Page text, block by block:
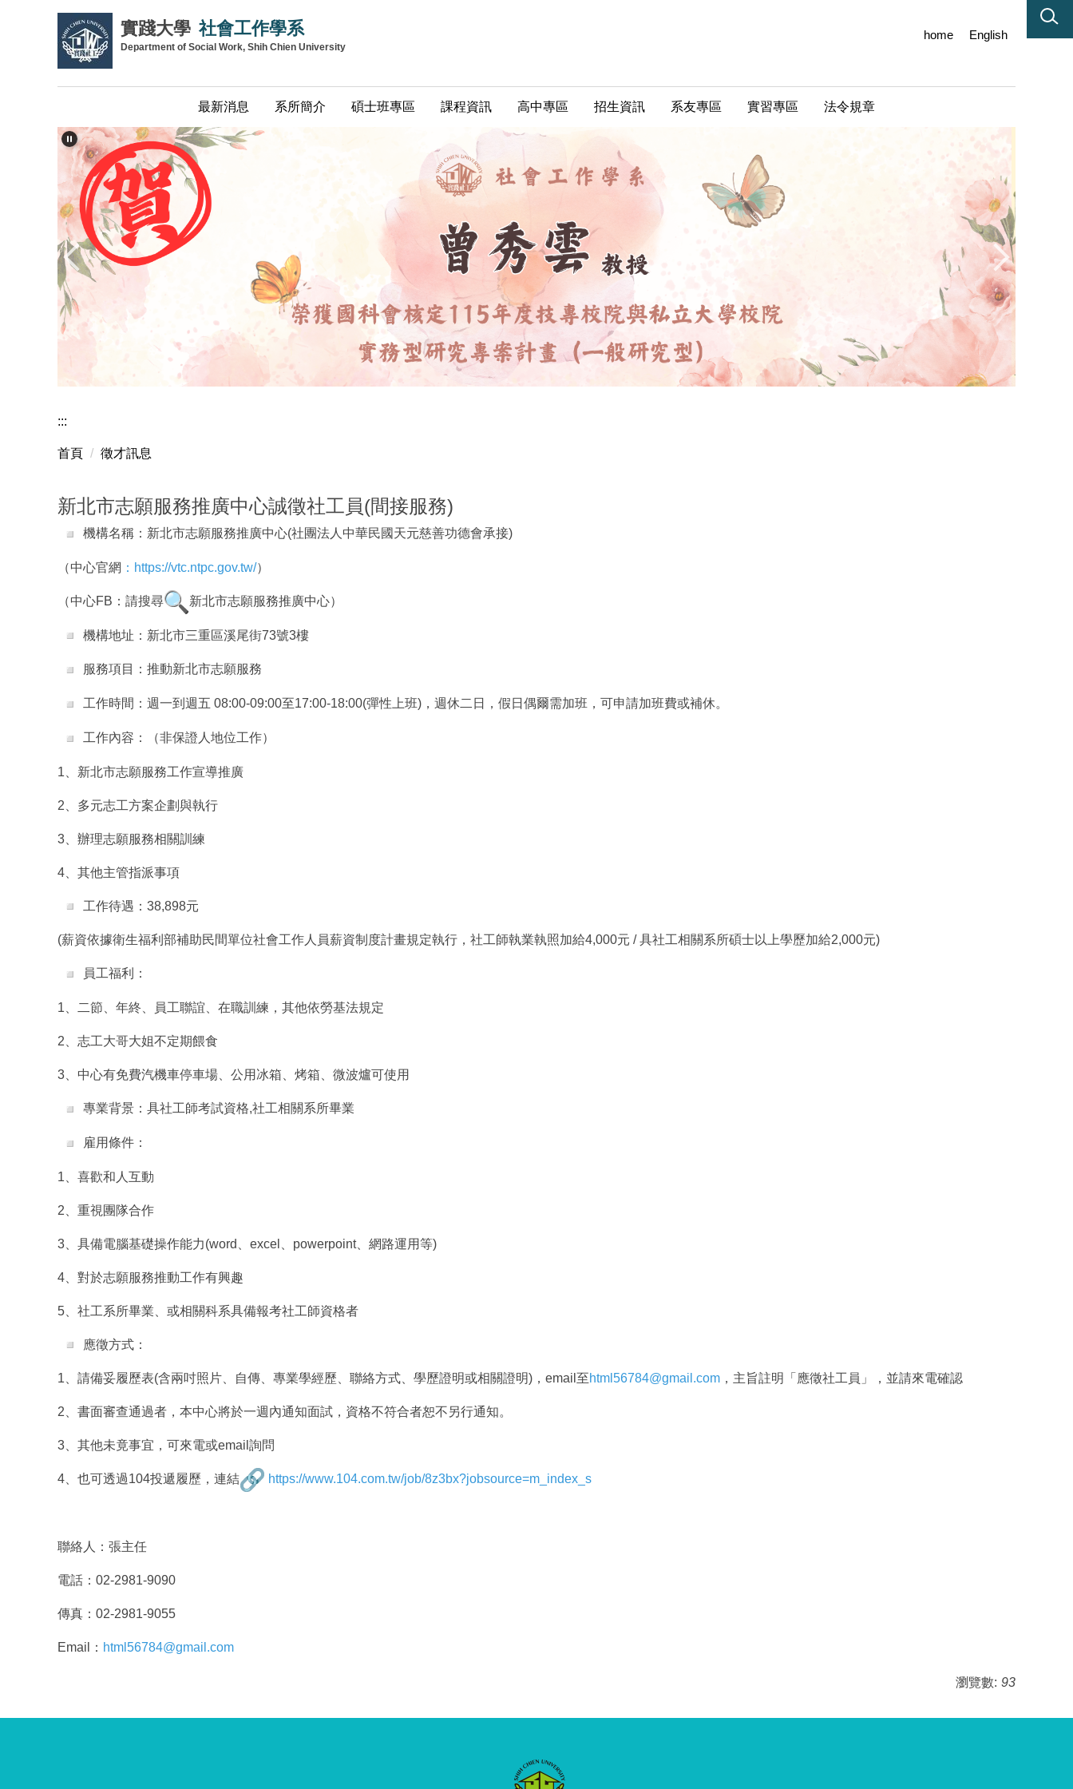
實踐大學 社會工作學系
Department of Social Work, Shih Chien University
最新消息 系所簡介 碩士班專區 課程資訊 高中專區 招生資訊 系友專區 實習專區 法令規章
home English
曾秀雲老師獲國科會核定115年度技專校院與私立大學校院實務型研究專案計畫（一般研究型）
:::
首頁 徵才訊息
新北市志願服務推廣中心誠徵社工員(間接服務)
機構名稱：新北市志願服務推廣中心(社團法人中華民國天元慈善功德會承接)
（中心官網 ： https://vtc.ntpc.gov.tw/）
（中心FB：請搜尋 新北市志願服務推廣中心）
機構地址：新北市三重區溪尾街73號3樓
服務項目：推動新北市志願服務
工作時間：週一到週五 08:00-09:00至17:00-18:00(彈性上班)， 週休二日，假日偶爾需加班，可申請加班費或補休。
工作內容：（非保證人地位工作）
1、新北市志願服務工作宣導推廣
2、多元志工方案企劃與執行
3、辦理志願服務相關訓練
4、其他主管指派事項
工作待遇：38,898元
(薪資依據衛生福利部補助民間單位社會工作人員薪資制度計畫規定執行，社工師執業執照加給4,000元 / 具社工相關系所碩士以上學歷加給2,000元)
員工福利：
1、二節、年終、員工聯誼、在職訓練，其他依勞基法規定
2、志工大哥大姐不定期餵食
3、中心有免費汽機車停車場、公用冰箱、烤箱、微波爐可使用
專業背景：具社工師考試資格,社工相關系所畢業
雇用條件：
1、喜歡和人互動
2、重視團隊合作
3、具備電腦基礎操作能力(word、excel、 powerpoint、網路運用等)
4、對於志願服務推動工作有興趣
5、社工系所畢業、或相關科系具備報考社工師資格者
應徵方式：
1、請備妥履歷表(含兩吋照片、自傳、專業學經歷、聯絡方式、 學歷證明或相關證明)，email至html56784@gmail.com ，主旨註明「應徵社工員」，並請來電確認
2、書面審查通過者，本中心將於一週內通知面試， 資格不符合者恕不另行通知。
3、其他未竟事宜，可來電或email詢問
4、也可透過104投遞履歷，連結 https://www.104.com.tw/job/8z3bx?jobsource=m_index_s
聯絡人：張主任
電話：02-2981-9090
傳真：02-2981-9055
Email： html56784@gmail.com
瀏覽數: 93